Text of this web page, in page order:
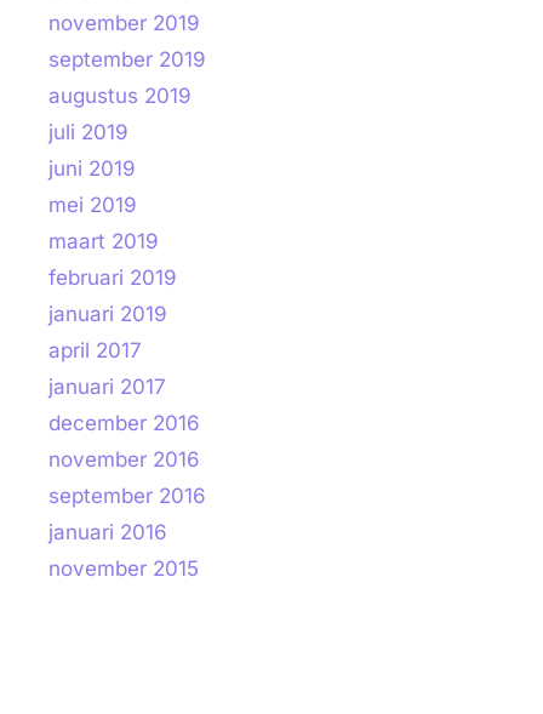
november 2019
september 2019
augustus 2019
juli 2019
juni 2019
mei 2019
maart 2019
februari 2019
januari 2019
april 2017
januari 2017
december 2016
november 2016
september 2016
januari 2016
november 2015